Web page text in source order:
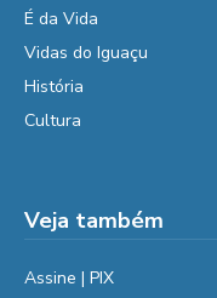
É da Vida
Vidas do Iguaçu
História
Cultura
Veja também
Assine | PIX